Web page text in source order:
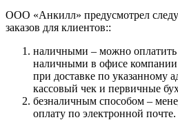
ООО «Анкилл» предусмотрел
заказов для клиентов::
наличными – можно оплатить
наличными в офисе компании
при доставке по указанному
кассовый чек и первичные
безналичным способом –
оплату по электронной почте.